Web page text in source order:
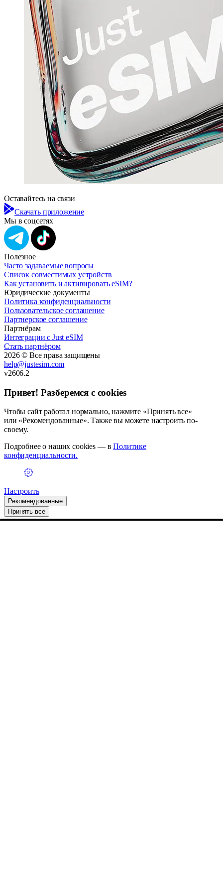
Оставайтесь на связи
Скачать приложение
Мы в соцсетях
Полезное
Часто задаваемые вопросы
Список совместимых устройств
Как установить и активировать eSIM?
Юридические документы
Политика конфиденциальности
Пользовательское соглашение
Партнерское соглашение
Партнёрам
Интеграции с Just eSIM
Стать партнёром
2026 © Все права защищены
help@justesim.com
v2606.2
Привет! Разберемся с cookies
Чтобы сайт работал нормально, нажмите «Принять все»
или «Рекомендованные». Также вы можете настроить по-
своему.
Подробнее о наших cookies — вПолитике
конфиденциальности.
Настроить
Рекомендованные
Принять все